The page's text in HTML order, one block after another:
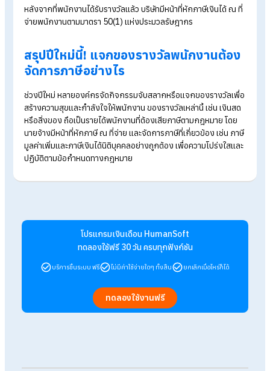
ภาษีขาย:ภาษีขายที่เกิดจากการมอบของขวัญในกิจกรรมจับสล
หรือแจกของรางวัลให้พนักงาน แม้จะถือว่าเป็นส่วนหนึ่งของ
ขวัญนี้ถือว่าเป็นการขายสินค้า ซึ่งต้องเสียภาษีมูลค่าเพิ่ม
ความรับผิดในการเสียภาษีมูลค่าเพิ่มจะเกิดขึ้นเมื่อมีการส่งมอบสิน
ตามมาตรา 78(1) แห่งประมวลรัษฎากร อย่างไรก็ตาม ในกรณีนี้ไม่
จำเป็นต้องจัดทำใบกำกับภาษีสำหรับการมอบของขวัญดังกล่าว
การที่พนักงานได้รับรางวัลนั้นถือว่าเป็นประโยชน์เพิ่มขึ้นที่พนักงา
รับ ดังนั้น รางวัลดังกล่าวจึงเข้าข่ายเป็นเงินได้พึงประเมิน ตามมาต
40(1) แห่งประมวลรัษฎากร ซึ่งต้องนำไปรวมเป็นรายได้ของพนัก
เพื่อคำนวณภาษีเงินได้บุคคลธรรมดาตามข้อกำหนดของกฎหมาย
4. ภาษีเงินได้หัก ณ ที่จ่าย